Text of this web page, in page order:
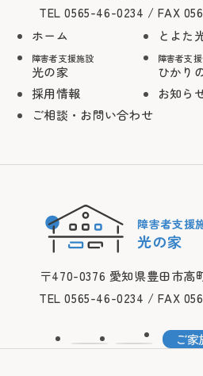
TEL 0565-46-0234 / FAX
ホーム
とよた
障害者支援施設
光の家
障害者支
ひかり
採用情報
お知ら
ご相談・お問い合わせ
障害者支援
光の家
〒470-0376 愛知県豊田市高
TEL 0565-46-0234 / FAX
ご